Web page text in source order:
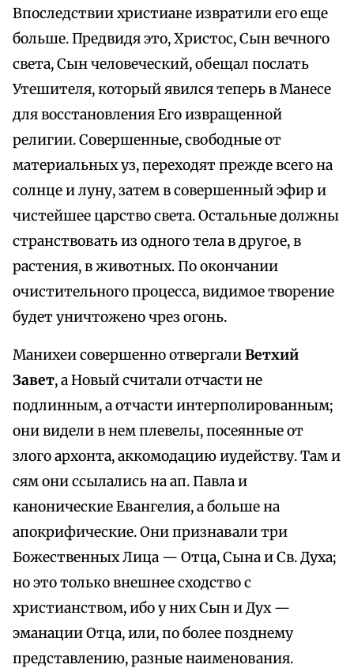
Впоследствии христиане извратили его еще
больше. Предвидя это, Христос, Сын вечного
света, Сын человеческий, обещал послать
Утешителя, который явился теперь в Манесе
для восстановления Его извращенной
религии. Совершенные, свободные от
материальных уз, переходят прежде всего на
солнце и луну, затем в совершенный эфир и
чистейшее царство света. Остальные должны
странствовать из одного тела в другое, в
растения, в животных. По окончании
очистительного процесса, видимое творение
будет уничтожено чрез огонь.
Манихеи совершенно отвергалиВетхий
Завет, а Новый считали отчасти не
подлинным, а отчасти интерполированным;
они видели в нем плевелы, посеянные от
злого архонта, аккомодацию иудейству. Там и
сям они ссылались на ап. Павла и
канонические Евангелия, а больше на
апокрифические. Они признавали три
Божественных Лица — Отца, Сына и Св. Духа;
но это только внешнее сходство с
христианством, ибо у них Сын и Дух —
эманации Отца, или, по более позднему
представлению, разные наименования.